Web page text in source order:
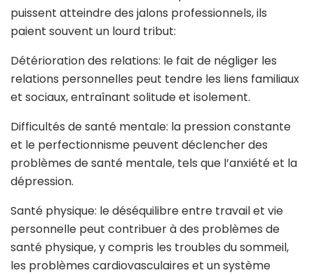
puissent atteindre des jalons professionnels, ils
paient souvent un lourd tribut:
Détérioration des relations: le fait de négliger les
relations personnelles peut tendre les liens familiaux
et sociaux, entraînant solitude et isolement.
Difficultés de santé mentale: la pression constante
et le perfectionnisme peuvent déclencher des
problèmes de santé mentale, tels que l’anxiété et la
dépression.
Santé physique: le déséquilibre entre travail et vie
personnelle peut contribuer à des problèmes de
santé physique, y compris les troubles du sommeil,
les problèmes cardiovasculaires et un système